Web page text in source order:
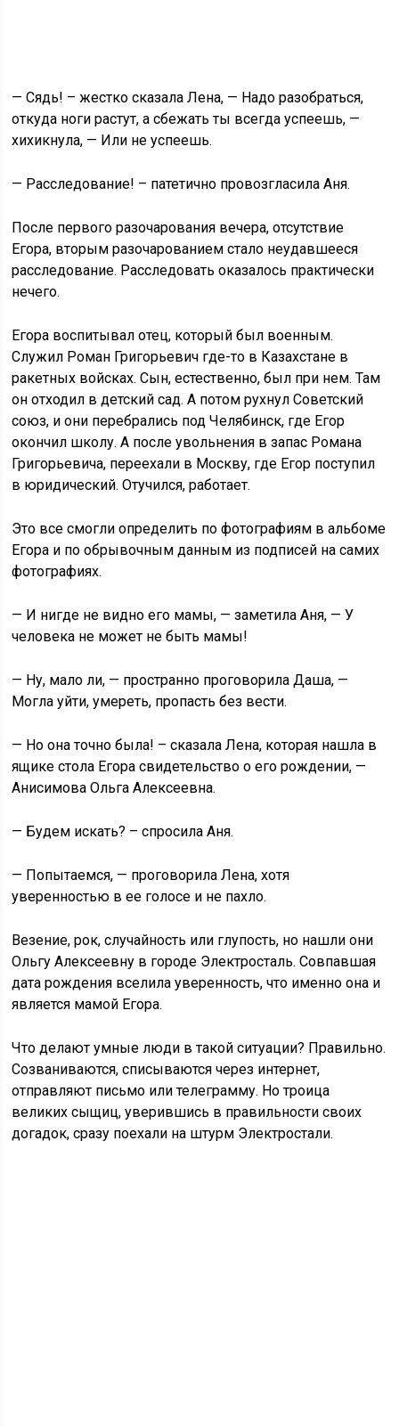
— Сядь! – жестко сказала Лена, — Надо разобраться,
откуда ноги растут, а сбежать ты всегда успеешь, —
хихикнула, — Или не успеешь.
— Расследование! – патетично провозгласила Аня.
После первого разочарования вечера, отсутствие
Егора, вторым разочарованием стало неудавшееся
расследование. Расследовать оказалось практически
нечего.
Егора воспитывал отец, который был военным.
Служил Роман Григорьевич где-то в Казахстане в
ракетных войсках. Сын, естественно, был при нем. Там
он отходил в детский сад. А потом рухнул Советский
союз, и они перебрались под Челябинск, где Егор
окончил школу. А после увольнения в запас Романа
Григорьевича, переехали в Москву, где Егор поступил
в юридический. Отучился, работает.
Это все смогли определить по фотографиям в альбоме
Егора и по обрывочным данным из подписей на самих
фотографиях.
— И нигде не видно его мамы, — заметила Аня, — У
человека не может не быть мамы!
— Ну, мало ли, — пространно проговорила Даша, —
Могла уйти, умереть, пропасть без вести.
— Но она точно была! – сказала Лена, которая нашла в
ящике стола Егора свидетельство о его рождении, —
Анисимова Ольга Алексеевна.
— Будем искать? – спросила Аня.
— Попытаемся, — проговорила Лена, хотя
уверенностью в ее голосе и не пахло.
Везение, рок, случайность или глупость, но нашли они
Ольгу Алексеевну в городе Электросталь. Совпавшая
дата рождения вселила уверенность, что именно она и
является мамой Егора.
Что делают умные люди в такой ситуации? Правильно.
Созваниваются, списываются через интернет,
отправляют письмо или телеграмму. Но троица
великих сыщиц, уверившись в правильности своих
догадок, сразу поехали на штурм Электростали.